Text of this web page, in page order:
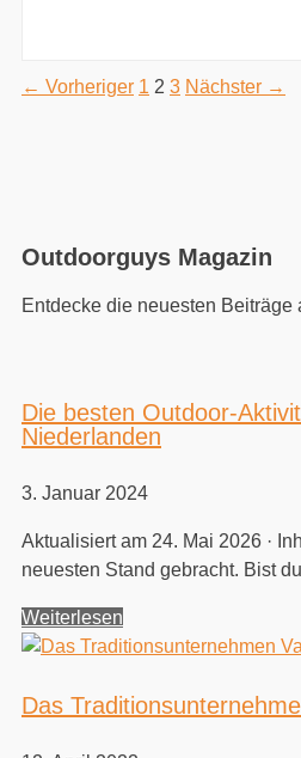
← Vorheriger 1 2 3 Nächster →
Outdoorguys Magazin
Entdecke die neuesten Beiträge
Die besten Outdoor-
Niederlanden
3. Januar 2024
Aktualisiert am 24. Mai 2026 ·
neuesten Stand gebracht. Bist
Weiterlesen
Das